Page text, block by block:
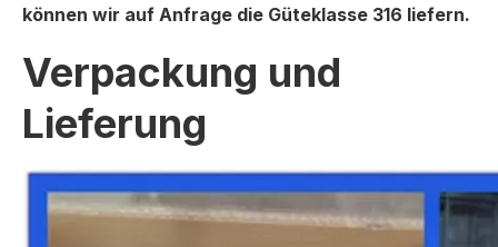
können wir auf Anfrage die Güteklasse 316 liefern.
Verpackung und
Lieferung